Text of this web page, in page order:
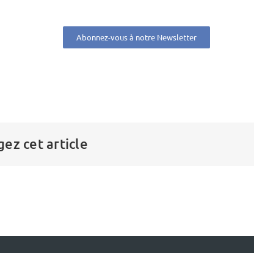
Abonnez-vous à notre Newsletter
cet article